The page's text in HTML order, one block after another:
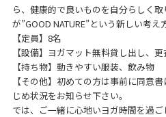
ら、健康的で良いものを自分らしく
が”GOOD NATURE”という新しい考え
【定員】8名
【設備】ヨガマット無料貸し出し、更
【持ち物】動きやすい服装、飲み物
【その他】初めての方は事前に同意
じめ状況をお知らせ下さい。
では、ご一緒に心地いヨガ時間を過ご